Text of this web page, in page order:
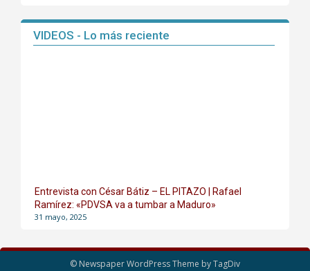
VIDEOS - Lo más reciente
Entrevista con César Bátiz – EL PITAZO | Rafael
Ramírez: «PDVSA va a tumbar a Maduro»
31 mayo, 2025
© Newspaper WordPress Theme by TagDiv